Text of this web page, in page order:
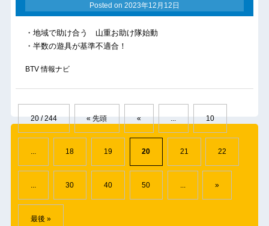
Posted on 2023年12月12日
・地域で助け合う 山重お助け隊始動
・半数の遊具が基準不適合！
BTV 情報ナビ
20 / 244 « 先頭 « 10
... 18 19 20 21 22
... 30 40 50 ... »
最後 »